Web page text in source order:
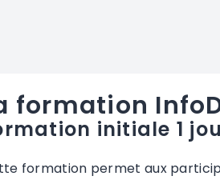
formation
initiale 1
formation permet aux